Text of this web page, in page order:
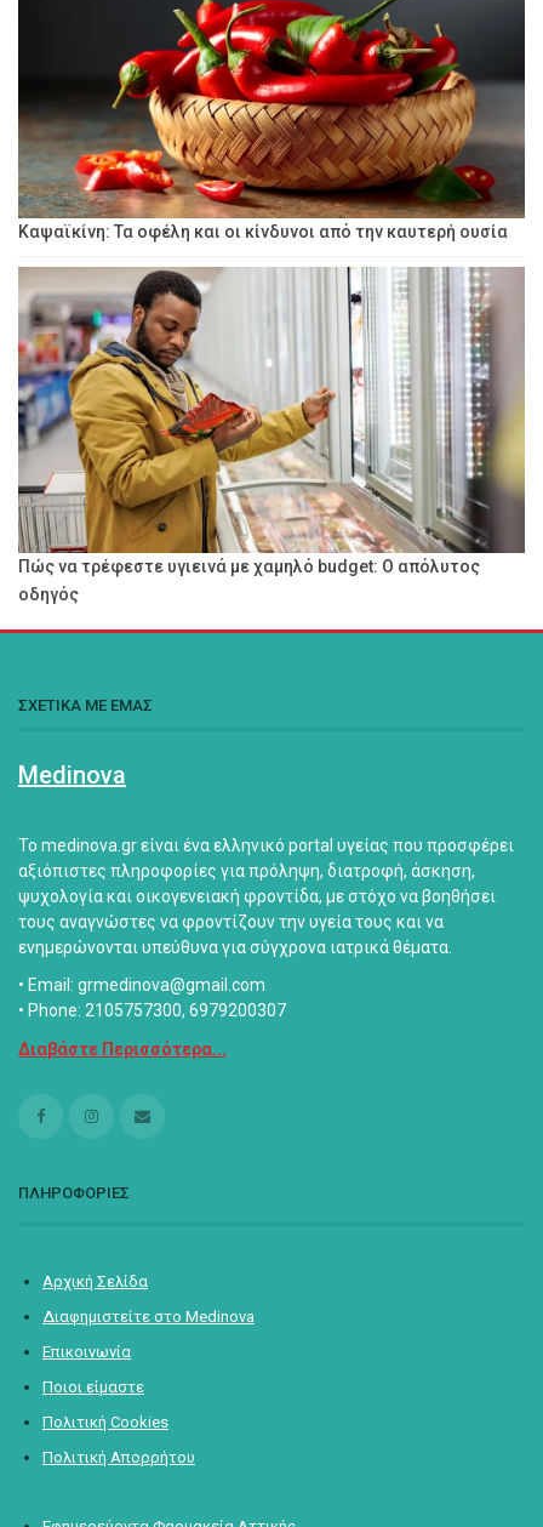
Καψαϊκίνη: Τα οφέλη και οι κίνδυνοι από την καυτερή ουσία
Πώς να τρέφεστε υγιεινά με χαμηλό budget: Ο απόλυτος
οδηγός
ΣΧΕΤΙΚΑ ΜΕ ΕΜΑΣ
Medinova
Το medinova.gr είναι ένα ελληνικό portal υγείας που προσφέρει
αξιόπιστες πληροφορίες για πρόληψη, διατροφή, άσκηση,
ψυχολογία και οικογενειακή φροντίδα, με στόχο να βοηθήσει
τους αναγνώστες να φροντίζουν την υγεία τους και να
ενημερώνονται υπεύθυνα για σύγχρονα ιατρικά θέματα.
• Email: grmedinova@gmail.com
• Phone: 2105757300, 6979200307
Διαβάστε Περισσότερα...
ΠΛΗΡΟΦΟΡΙΕΣ
Αρχική Σελίδα
Διαφημιστείτε στο Medinova
Επικοινωνία
Ποιοι είμαστε
Πολιτική Cookies
Πολιτική Απορρήτου